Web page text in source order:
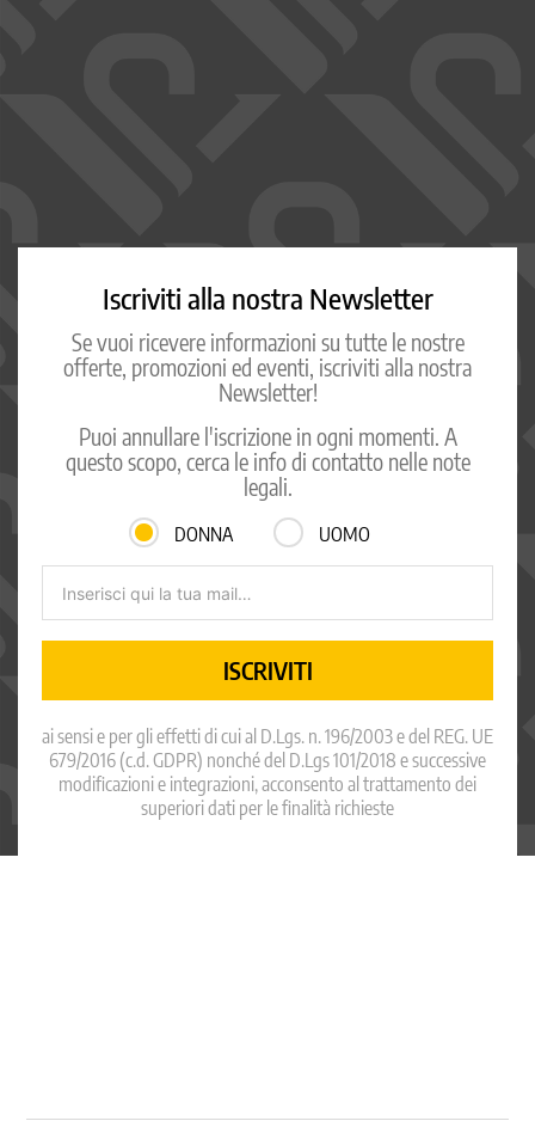
Iscriviti alla nostra Newsletter
Se vuoi ricevere informazioni su tutte le nostre
offerte, promozioni ed eventi, iscriviti alla nostra
Newsletter!
Puoi annullare l'iscrizione in ogni momenti. A
questo scopo, cerca le info di contatto nelle note
legali.
DONNA UOMO
ISCRIVITI
ai sensi e per gli effetti di cui al D.Lgs. n. 196/2003 e del REG. UE
679/2016 (c.d. GDPR) nonché del D.Lgs 101/2018 e successive
modificazioni e integrazioni, acconsento al trattamento dei
superiori dati per le finalità richieste